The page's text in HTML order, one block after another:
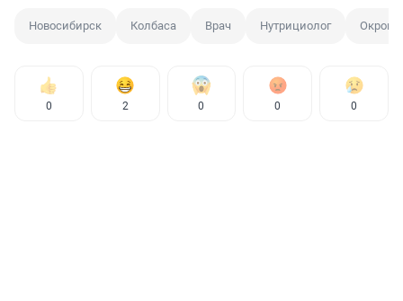
Новосибирск Колбаса Врач Нутрициолог
0 2 0 0 0